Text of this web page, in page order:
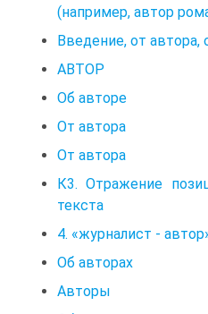
(например, автор
Введение, от автора,
АВТОР
Об авторе
От автора
От автора
К3. Отражение
текста
4. «журналист -
Об авторах
Авторы